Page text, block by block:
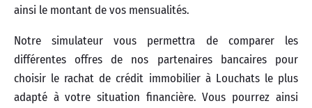
ainsi le montant de vos mensualités.
Notre simulateur vous permettra de comparer les
différentes offres de nos partenaires bancaires pour
choisir le rachat de crédit immobilier à Louchats le plus
adapté à votre situation financière. Vous pourrez ainsi